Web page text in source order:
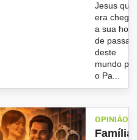
Jesus que
era
a sua hora
de passar
deste
mundo
o Pa...
OPINIÃO
Família,